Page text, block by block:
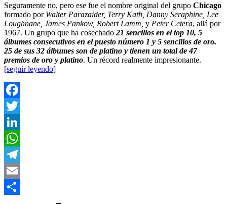
Seguramente no, pero ese fue el nombre original del grupo Chicago
formado por Walter Parazaider, Terry Kath, Danny Seraphine, Lee
Loughnane, James Pankow, Robert Lamm, y Peter Cetera, allá por
1967. Un grupo que ha cosechado 21 sencillos en el top 10, 5
álbumes consecutivos en el puesto número 1 y 5 sencillos de oro.
25 de sus 32 álbumes son de platino y tienen un total de 47
premios de oro y platino. Un récord realmente impresionante.
[seguir leyendo]
Facebook
Twitter
LinkedIn
WhatsApp
Telegram
Email